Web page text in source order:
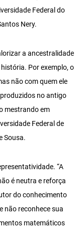
Federal do
Nery.
a ancestralidade
Por exemplo, o
não com quem ele
no antigo
mestrando em
Federal de
Sousa.
“A
é neutra e reforça
do conhecimento
não reconhece sua
matemáticos